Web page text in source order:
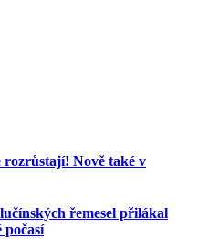
rozrůstají! Nově také v
řemesel přilákal
počasí